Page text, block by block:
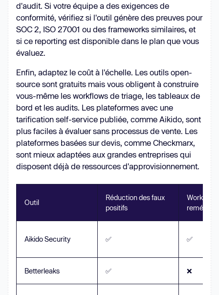
d'audit. Si votre équipe a des exigences de
conformité, vérifiez si l'outil génère des preuves pour
SOC 2, ISO 27001 ou des frameworks similaires, et
si ce reporting est disponible dans le plan que vous
évaluez.
Enfin, adaptez le coût à l'échelle. Les outils open-
source sont gratuits mais vous obligent à construire
vous-même les workflows de triage, les tableaux de
bord et les audits. Les plateformes avec une
tarification self-service publiée, comme Aikido, sont
plus faciles à évaluer sans processus de vente. Les
plateformes basées sur devis, comme Checkmarx,
sont mieux adaptées aux grandes entreprises qui
disposent déjà de ressources d'approvisionnement.
Outil
Réduction des faux
positifs
Workflow
Aikido Security ✅ ✅
Betterleaks ✅ ❌